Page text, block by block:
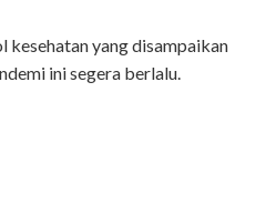
yang disampaikan
ini segera berlalu.